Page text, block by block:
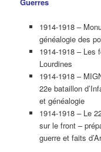
1914-1918 –
généalogie des
1914-1918 – Les
Lourdines
1914-1918 –
22e bataillon
et généalogie
1914-1918 – Le
sur le front –
guerre et faits